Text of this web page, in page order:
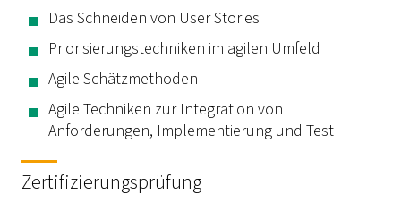
Das Schneiden von User Stories
Priorisierungstechniken im agilen Umfeld
Agile Schätzmethoden
Agile Techniken zur Integration von
Anforderungen, Implementierung und Test
Zertifizierungsprüfung